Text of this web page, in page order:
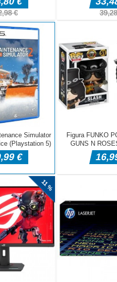
in okolji. V
dokončanje naročil
predmetov v trgovini.
razlike. Ali jih lahko
zabavna in poučna,
Imate 10
skozi ravni z vklopom
svojo hitrost, odvisno
in drugih stvareh,
te, da